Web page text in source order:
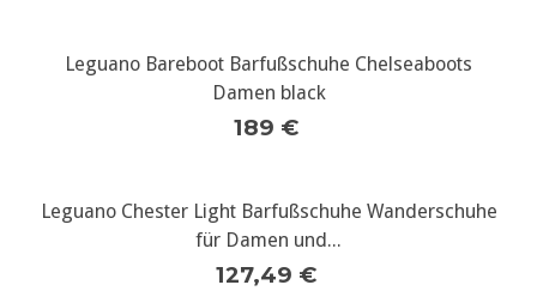
Leguano Bareboot Barfußschuhe Chelseaboots
Damen black
189 €
Leguano Chester Light Barfußschuhe Wanderschuhe
für Damen und...
127,49 €